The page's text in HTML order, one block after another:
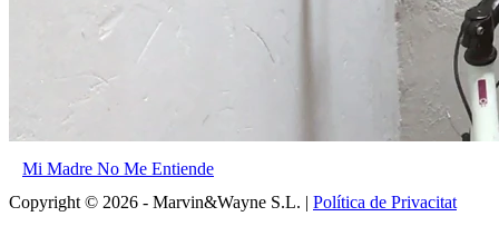
Mi Madre No Me Entiende
Copyright © 2026 - Marvin&Wayne S.L. | Política de Privacitat